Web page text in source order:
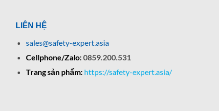
LIÊN HỆ
sales@safety-expert.asia
Cellphone/Zalo:0859.200.531
Trang sản phẩm: https://safety-expert.asia/